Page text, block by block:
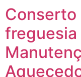
Conserto
freguesia